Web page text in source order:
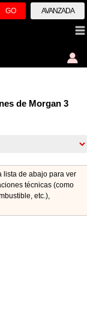
GO AVANZADA
de Morgan 3
lista de abajo para ver
técnicas (como
etc.),